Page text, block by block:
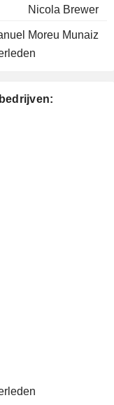
Nicola Brewer
Moreu Munaiz
Sagredo Ormaza
José Sáinz Armada